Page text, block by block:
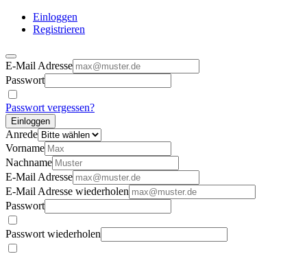
Einloggen
Registrieren
E-Mail Adresse
Passwort
Passwort vergessen?
Einloggen
Anrede
Vorname
Nachname
E-Mail Adresse
E-Mail Adresse wiederholen
Passwort
Passwort wiederholen